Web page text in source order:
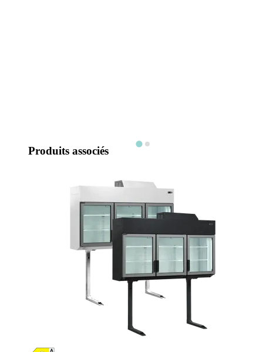
Produits associés